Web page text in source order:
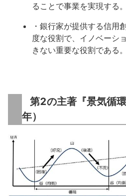
ることで事業を実現する。
・銀行家が提供する信用
度な役割で、イノベーシ
きない重要な役割である。
第2の主著『景気循
年）